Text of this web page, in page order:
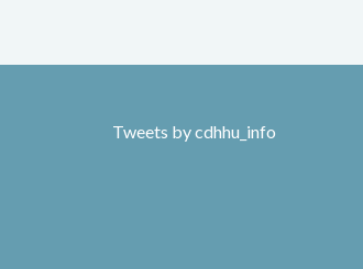
Tweets by cdhhu_info